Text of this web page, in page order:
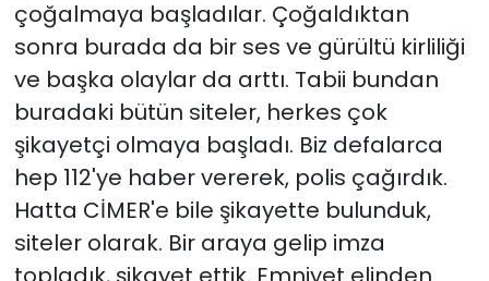
çoğalmaya başladılar. Çoğaldıktan
sonra burada da bir ses ve gürültü kirliliği
ve başka olaylar da arttı. Tabii bundan
buradaki bütün siteler, herkes çok
şikayetçi olmaya başladı. Biz defalarca
hep 112'ye haber vererek, polis çağırdık.
Hatta CİMER'e bile şikayette bulunduk,
siteler olarak. Bir araya gelip imza